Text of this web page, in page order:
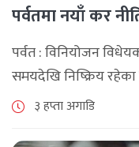
पर्वतमा नयाँ कर
पर्वत : विनियोजन
समयदेखि निष्क्रिय
पर्वतमा अन्तरक्रिया
३ हप्ता अगाडि